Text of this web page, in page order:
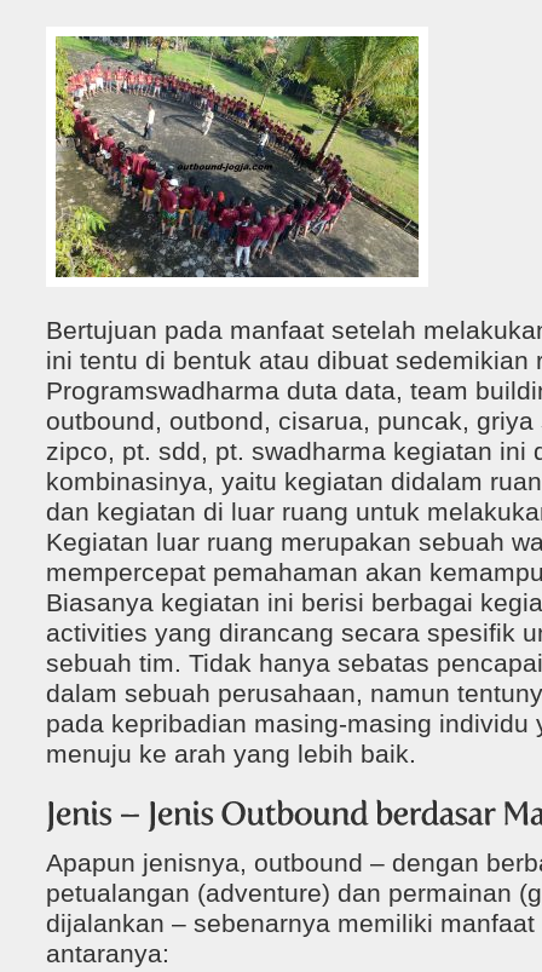
Bertujuan pada manfaat setelah
ini tentu di bentuk atau dibuat sedemikian
Programswadharma duta data, team
outbound, outbond, cisarua, puncak,
zipco, pt. sdd, pt. swadharma kegiatan ini
kombinasinya, yaitu kegiatan didalam
dan kegiatan di luar ruang untuk
Kegiatan luar ruang merupakan sebuah
mempercepat pemahaman akan
Biasanya kegiatan ini berisi berbagai
activities yang dirancang secara spesifik
sebuah tim. Tidak hanya sebatas
dalam sebuah perusahaan, namun
pada kepribadian masing-masing individu
menuju ke arah yang lebih baik.
Apapun jenisnya, outbound – dengan
petualangan (adventure) dan permainan
dijalankan – sebenarnya memiliki
antaranya: